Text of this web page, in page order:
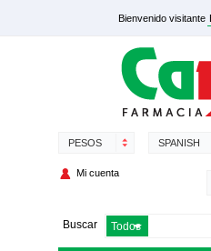
Bienvenido visitante
SPANISH
PESOS
Mi cuenta
Buscar